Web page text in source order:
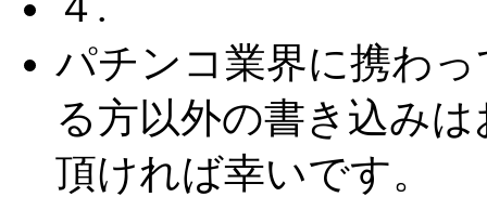
パチンコ業界に携わっ
る方以外の書き込みは
頂ければ幸いです。